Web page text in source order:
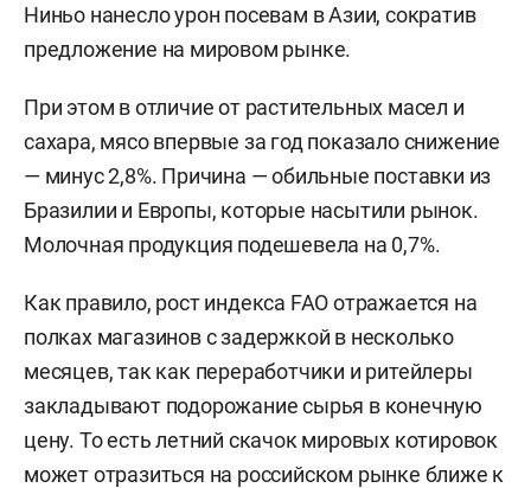
Ниньо нанесло урон посевам в Азии, сократив
предложение на мировом рынке.
При этом в отличие от растительных масел и
сахара, мясо впервые за год показало снижение
— минус 2,8%. Причина — обильные поставки из
Бразилии и Европы, которые насытили рынок.
Молочная продукция подешевела на 0,7%.
Как правило, рост индекса FAO отражается на
полках магазинов с задержкой в несколько
месяцев, так как переработчики и ритейлеры
закладывают подорожание сырья в конечную
цену. То есть летний скачок мировых котировок
может отразиться на российском рынке ближе к